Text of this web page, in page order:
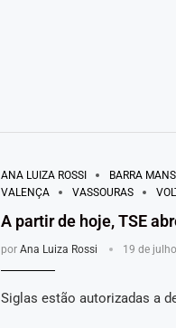
ANA LUIZA ROSSI BARRA
VALENÇA
VASSOURAS
A partir de hoje, TSE
por Ana Luiza Rossi 19 de
Siglas estão autorizadas a